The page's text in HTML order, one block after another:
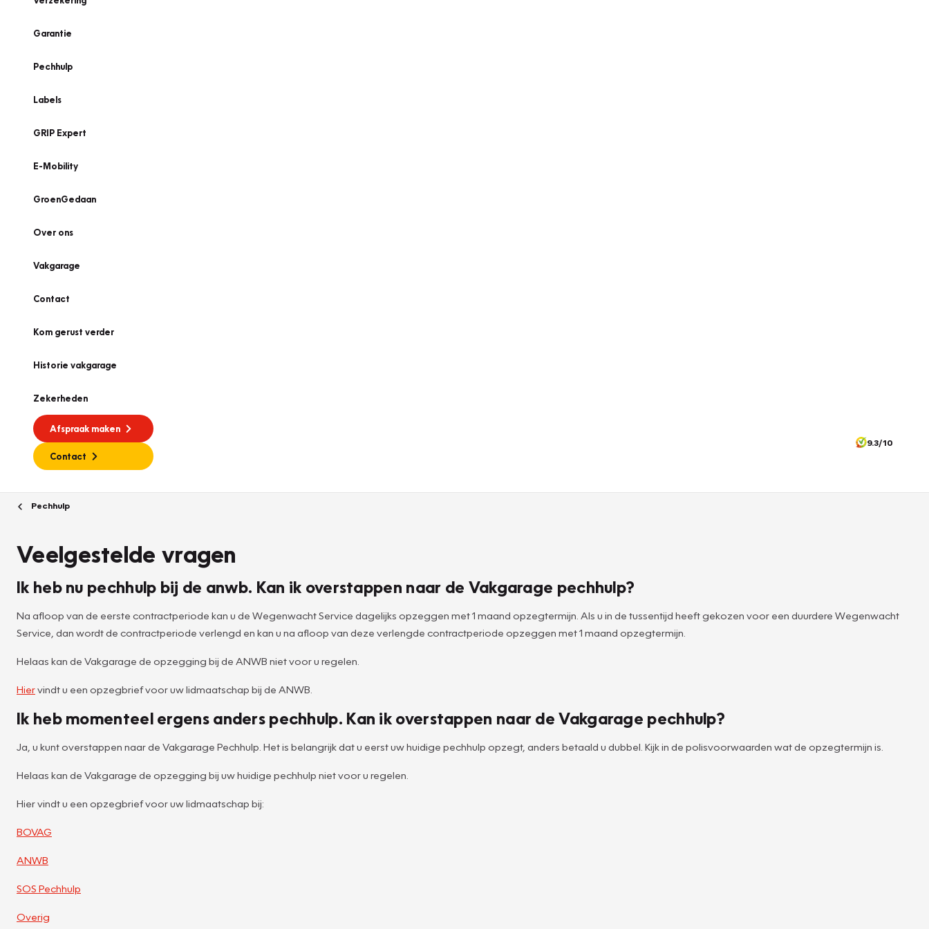
Garantie
Pechhulp
Labels
GRIP Expert
E-Mobility
GroenGedaan
Over ons
Vakgarage
Contact
Kom gerust verder
Historie vakgarage
Zekerheden
Afspraak maken
Contact
9.3/10
Pechhulp
Veelgestelde vragen
Ik heb nu pechhulp bij de anwb. Kan ik overstappen naar de Vakgarage pechhulp?
Na afloop van de eerste contractperiode kan u de Wegenwacht Service dagelijks opzeggen met 1 maand opzegtermijn. Als u in de tussentijd heeft gekozen voor een duurdere Wegenwacht
Service, dan wordt de contractperiode verlengd en kan u na afloop van deze verlengde contractperiode opzeggen met 1 maand opzegtermijn.
Helaas kan de Vakgarage de opzegging bij de ANWB niet voor u regelen.
Hiervindt u een opzegbrief voor uw lidmaatschap bij de ANWB.
Ik heb momenteel ergens anders pechhulp. Kan ik overstappen naar de Vakgarage pechhulp?
Ja, u kunt overstappen naar de Vakgarage Pechhulp. Het is belangrijk dat u eerst uw huidige pechhulp opzegt, anders betaald u dubbel. Kijk in de polisvoorwaarden wat de opzegtermijn is.
Helaas kan de Vakgarage de opzegging bij uw huidige pechhulp niet voor u regelen.
Hier vindt u een opzegbrief voor uw lidmaatschap bij:
BOVAG
ANWB
SOS Pechhulp
Overig